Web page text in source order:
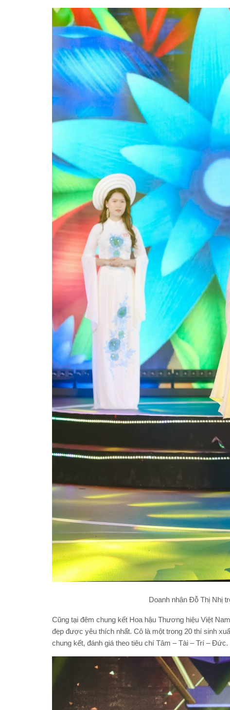
Doanh nhân Đỗ Thị Nhị
Cũng tại đêm chung kết Hoa hậu Thương hiệu Việt
đẹp được yêu thích nhất. Cô là một trong 20 thí sinh
chung kết, đánh giá theo tiêu chí Tâm – Tài – Trí – Đức.